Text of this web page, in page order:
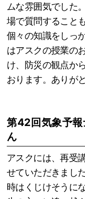
ムな雰囲気でした
場で質問すること
個々の知識をしっ
はアスクの授業の
け、防災の観点か
おります。ありが
第42回気象予
ん
アスクには、再受
せていただきまし
時はくじけそうに